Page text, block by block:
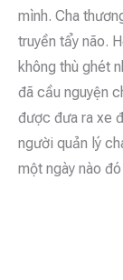
mình. Cha
truyền tẩy não.
không thù ghét
đã cầu nguyện
được đưa ra xe
người quản lý
một ngày nào